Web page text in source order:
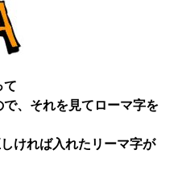
て
、それを見てローマ字を
ければ入れたリーマ字が